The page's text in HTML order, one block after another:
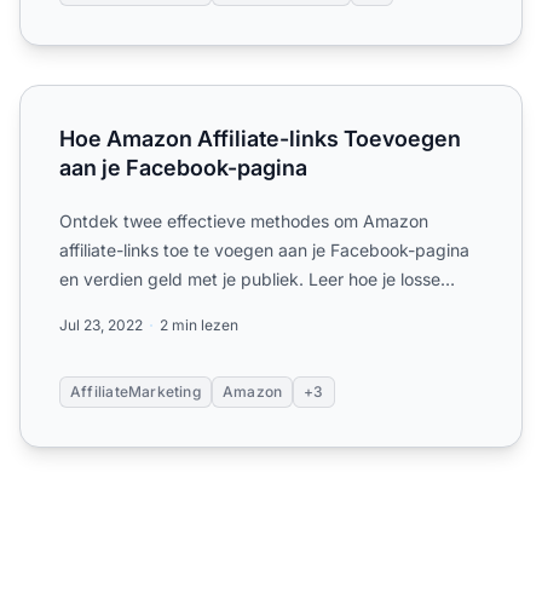
Hoe Amazon Affiliate-links Toevoegen aan je Facebook-
Hoe Amazon Affiliate-links Toevoegen
aan je Facebook-pagina
Ontdek twee effectieve methodes om Amazon
affiliate-links toe te voegen aan je Facebook-pagina
en verdien geld met je publiek. Leer hoe je losse
Jul 23, 2022 2 min lezen
AffiliateMarketing Amazon +3